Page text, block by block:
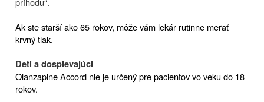
Ak ste starší ako 65 rokov, môže vám lekár rutinne merať
krvný tlak.
Deti a dospievajúci
Olanzapine Accord nie je určený pre pacientov vo veku do 18
rokov.